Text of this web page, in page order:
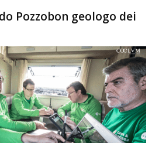
Pozzobon geologo dei